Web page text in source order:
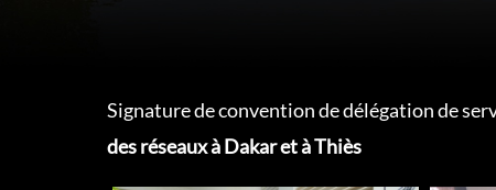
Signature de convention de délégation de
des réseaux à Dakar et à Thiès